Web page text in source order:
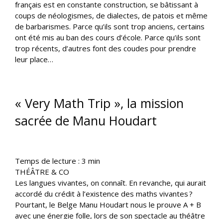
français est en constante construction, se bâtissant à
coups de néologismes, de dialectes, de patois et même
de barbarismes. Parce qu’ils sont trop anciens, certains
ont été mis au ban des cours d’école. Parce qu’ils sont
trop récents, d’autres font des coudes pour prendre
leur place…
« Very Math Trip », la mission
sacrée de Manu Houdart
Temps de lecture : 3 min
THÉÂTRE & CO
Les langues vivantes, on connaît. En revanche, qui aurait
accordé du crédit à l’existence des maths vivantes ?
Pourtant, le Belge Manu Houdart nous le prouve A + B
avec une énergie folle, lors de son spectacle au théâtre